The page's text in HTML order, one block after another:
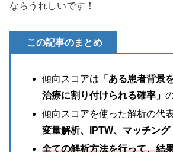
ならうれしいです！
この記事のまとめ
傾向スコアは 「ある患者背景
治療に割り付けられる確率」
傾向スコアを使った解析の代
変量解析、IPTW、マッチング
全ての解析方法を行って、結